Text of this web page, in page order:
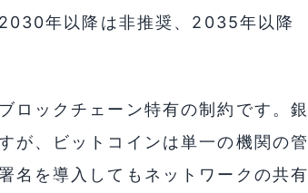
年以降は非推奨、2035年以降
ロックチェーン特有の制約です。銀
が、ビットコインは単一の機関の管
名を導入してもネットワークの共有